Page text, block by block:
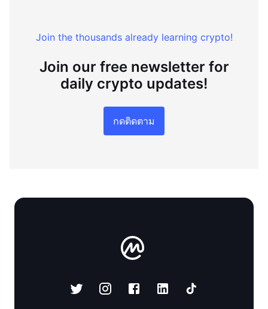
Join the thousands already learning crypto!
Join our free newsletter for
daily crypto updates!
กดติดตาม